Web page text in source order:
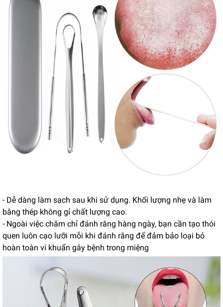
- Dễ dàng làm sạch sau khi sử dụng. Khối lượng nhẹ và làm
bằng thép không gỉ chất lượng cao.
- Ngoài việc chăm chỉ đánh răng hàng ngày, bạn cần tạo thói
quen luôn cạo lưỡi mỗi khi đánh răng để đảm bảo loại bỏ
hoàn toàn vi khuẩn gây bệnh trong miệng